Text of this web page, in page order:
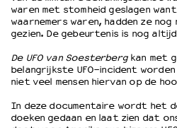
Privacyverklaring
Integriteits- en gedragscode
Culturele boycot Israël
Ruimte voor artistieke vrijheid –
waren met stomheid geslagen
waarnemers waren, hadden ze
gezien. De gebeurtenis is nog
De UFO van Soesterbergkan met
belangrijkste UFO-incident worden
niet veel mensen hiervan op de
In deze documentaire wordt het
doeken gedaan en laat zien dat